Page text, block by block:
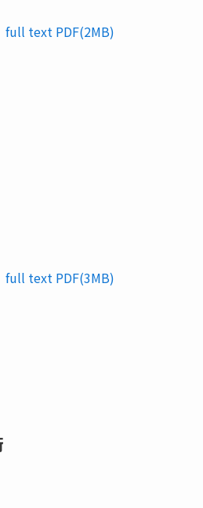
full text PDF(2MB)
full text PDF(3MB)